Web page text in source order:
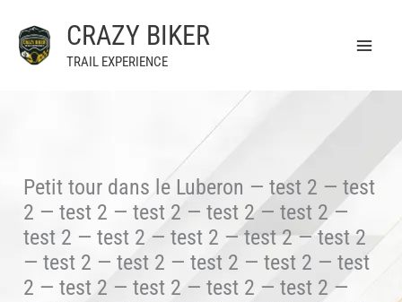
contenu
CRAZY BIKER
TRAIL EXPERIENCE
Petit tour dans le Luberon — test 2 — test
2 — test 2 — test 2 — test 2 — test 2 —
test 2 — test 2 — test 2 — test 2 — test 2
— test 2 — test 2 — test 2 — test 2 — test
2 — test 2 — test 2 — test 2 — test 2 —